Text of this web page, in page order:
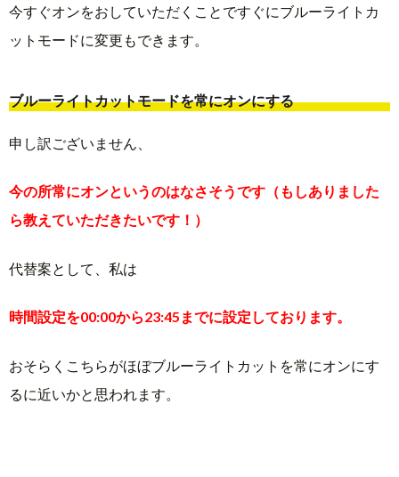
今すぐオンをおしていただくことですぐにブルーライトカ
ットモードに変更もできます。
ブルーライトカットモードを常にオンにする
申し訳ございません、
今の所常にオンというのはなさそうです（もしありました
ら教えていただきたいです！）
代替案として、私は
時間設定を00:00から23:45までに設定しております。
おそらくこちらがほぼブルーライトカットを常にオンにす
るに近いかと思われます。